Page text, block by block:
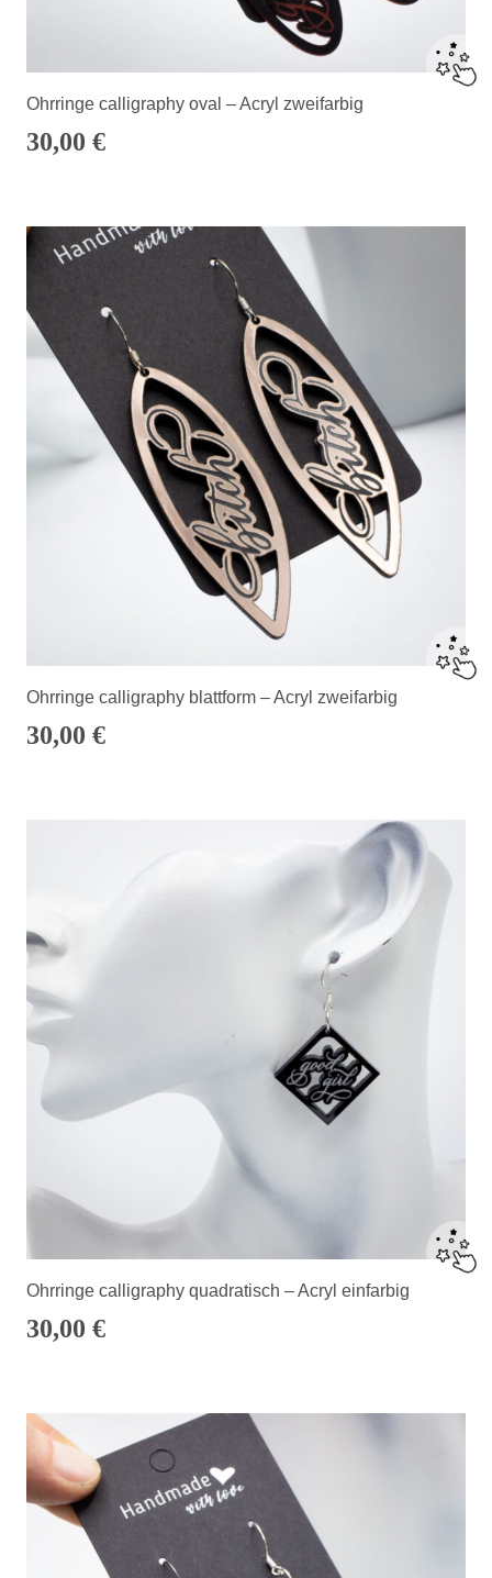
Ohrringe calligraphy oval – Acryl zweifarbig
30,00 €
Ohrringe calligraphy blattform – Acryl zweifarbig
30,00 €
Ohrringe calligraphy quadratisch – Acryl einfarbig
30,00 €